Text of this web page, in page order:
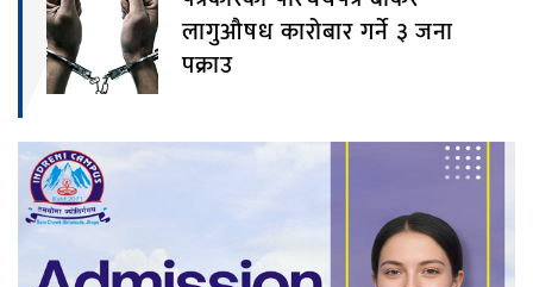
लागुऔषध कारोबार गर्ने ३ जना
पक्राउ